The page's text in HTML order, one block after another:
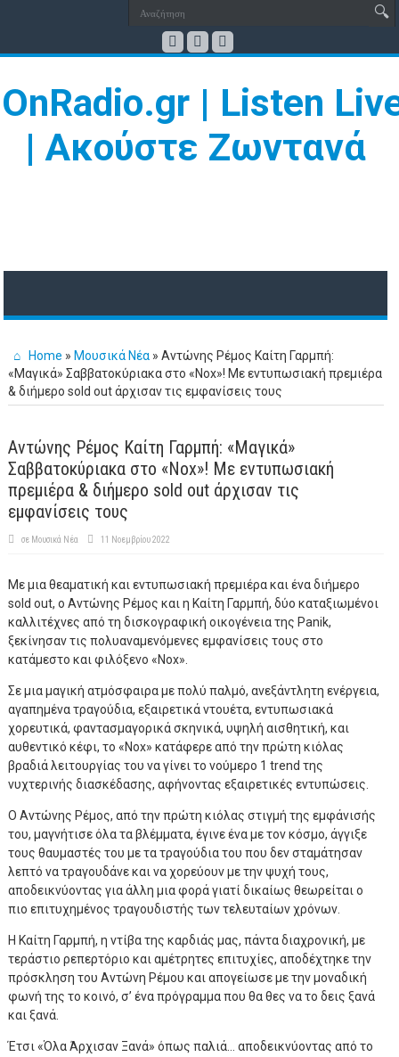
Home » Μουσικά Νέα » Αντώνης Ρέμος Καίτη Γαρμπή:
«Μαγικά» Σαββατοκύριακα στο «Nox»! Με εντυπωσιακή πρεμιέρα
& διήμερο sold out άρχισαν τις εμφανίσεις τους
Αντώνης Ρέμος Καίτη Γαρμπή: «Μαγικά»
Σαββατοκύριακα στο «Nox»! Με εντυπωσιακή
πρεμιέρα & διήμερο sold out άρχισαν τις
εμφανίσεις τους
σε Μουσικά Νέα 11 Νοεμβρίου 2022
Με μια θεαματική και εντυπωσιακή πρεμιέρα και ένα διήμερο
sold out, o Αντώνης Ρέμος και η Καίτη Γαρμπή, δύο καταξιωμένοι
καλλιτέχνες από τη δισκογραφική οικογένεια της Panik,
ξεκίνησαν τις πολυαναμενόμενες εμφανίσεις τους στο
κατάμεστο και φιλόξενο «Nox».
Σε μια μαγική ατμόσφαιρα με πολύ παλμό, ανεξάντλητη ενέργεια,
αγαπημένα τραγούδια, εξαιρετικά ντουέτα, εντυπωσιακά
χορευτικά, φαντασμαγορικά σκηνικά, υψηλή αισθητική, και
αυθεντικό κέφι, το «Nox» κατάφερε από την πρώτη κιόλας
βραδιά λειτουργίας του να γίνει το νούμερο 1 trend της
νυχτερινής διασκέδασης, αφήνοντας εξαιρετικές εντυπώσεις.
Ο Αντώνης Ρέμος, από την πρώτη κιόλας στιγμή της εμφάνισής
του, μαγνήτισε όλα τα βλέμματα, έγινε ένα με τον κόσμο, άγγιξε
τους θαυμαστές του με τα τραγούδια του που δεν σταμάτησαν
λεπτό να τραγουδάνε και να χορεύουν με την ψυχή τους,
αποδεικνύοντας για άλλη μια φορά γιατί δικαίως θεωρείται ο
πιο επιτυχημένος τραγουδιστής των τελευταίων χρόνων.
Η Καίτη Γαρμπή, η ντίβα της καρδιάς μας, πάντα διαχρονική, με
τεράστιο ρεπερτόριο και αμέτρητες επιτυχίες, αποδέχτηκε την
πρόσκληση του Αντώνη Ρέμου και απογείωσε με την μοναδική
φωνή της το κοινό, σ’ ένα πρόγραμμα που θα θες να το δεις ξανά
και ξανά.
Έτσι «Όλα Άρχισαν Ξανά» όπως παλιά… αποδεικνύοντας από το